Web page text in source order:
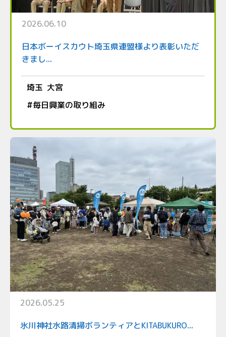
2026.06.10
日本ボーイスカウト埼玉県連盟様より表彰いただ
きまし...
埼玉 大宮
#毎日興業の取り組み
2026.05.25
氷川神社水路清掃ボランティアとKITABUKURO...